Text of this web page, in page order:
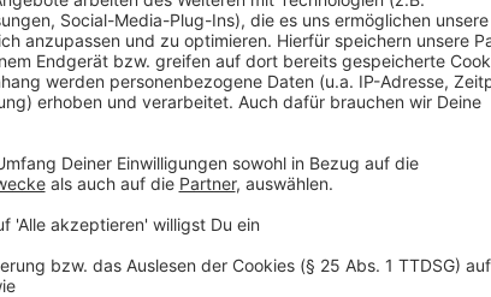
Anzeige
Anzeige
So haben wir gestern berichtet